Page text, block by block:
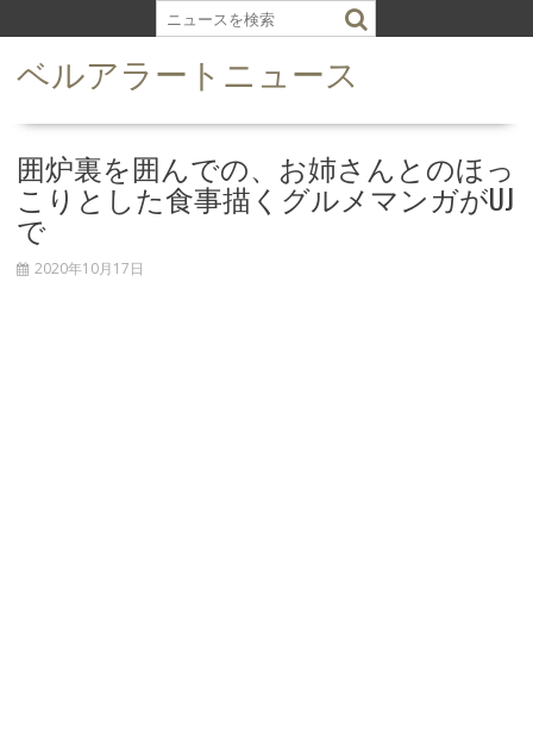
k
ベルアラートニュース
囲炉裏を囲んでの、お姉さんとのほっ
こりとした食事描くグルメマンガがUJ
で
2020年10月17日